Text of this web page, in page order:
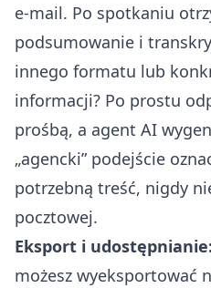
e-mail. Po spotkaniu
podsumowanie i
innego formatu lub
informacji? Po prostu
prośbą, a agent AI
„agencki” podejście
potrzebną treść, nigdy
pocztowej.
Eksport i udostępnianie:
możesz wyeksportować